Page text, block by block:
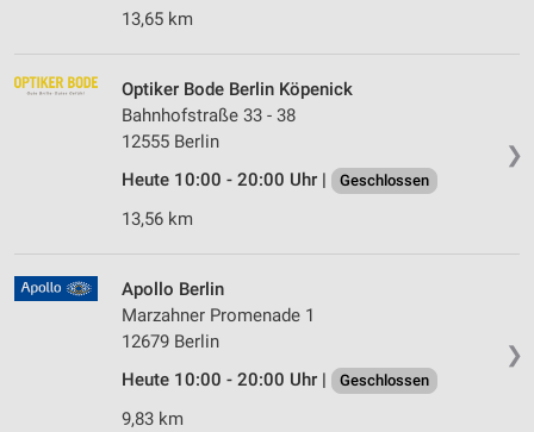
13,65 km
❯
Optiker Bode Berlin Köpenick
Bahnhofstraße 33 - 38
12555 Berlin
Heute 10:00 - 20:00 Uhr |
Geschlossen
13,56 km
❯
Apollo Berlin
Marzahner Promenade 1
12679 Berlin
Heute 10:00 - 20:00 Uhr |
Geschlossen
9,83 km